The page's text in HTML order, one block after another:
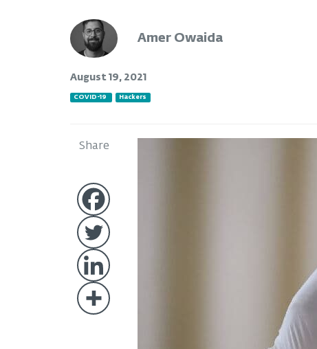
Amer Owaida
August 19, 2021
COVID-19 Hackers
Share